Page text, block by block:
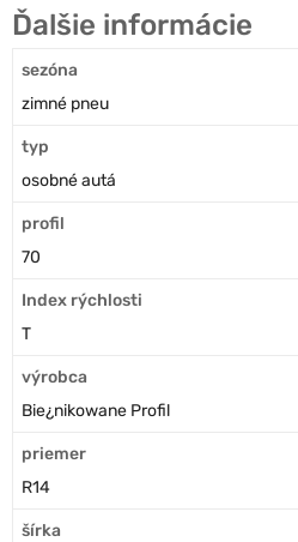
Ďalšie informácie
sezóna
zimné pneu
typ
osobné autá
profil
70
Index rýchlosti
T
výrobca
Bie¿nikowane Profil
priemer
R14
šírka